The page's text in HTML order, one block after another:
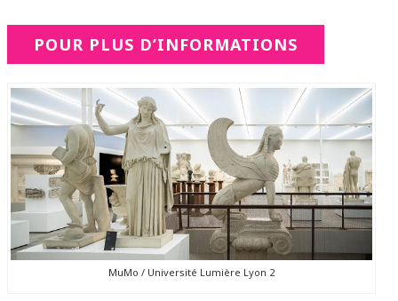
POUR PLUS D’INFORMATIONS
MuMo / Université Lumière Lyon 2